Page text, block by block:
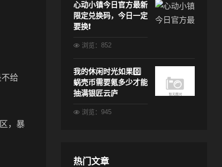
给
，暴
心动小镇今日官方最新
限定兑换码，今日一定
要换❗
浏览：852
我的休闲时光如果0️⃣
蜗壳币需要氪多少才能
抽满银匠云庐
浏览：945
热门文章